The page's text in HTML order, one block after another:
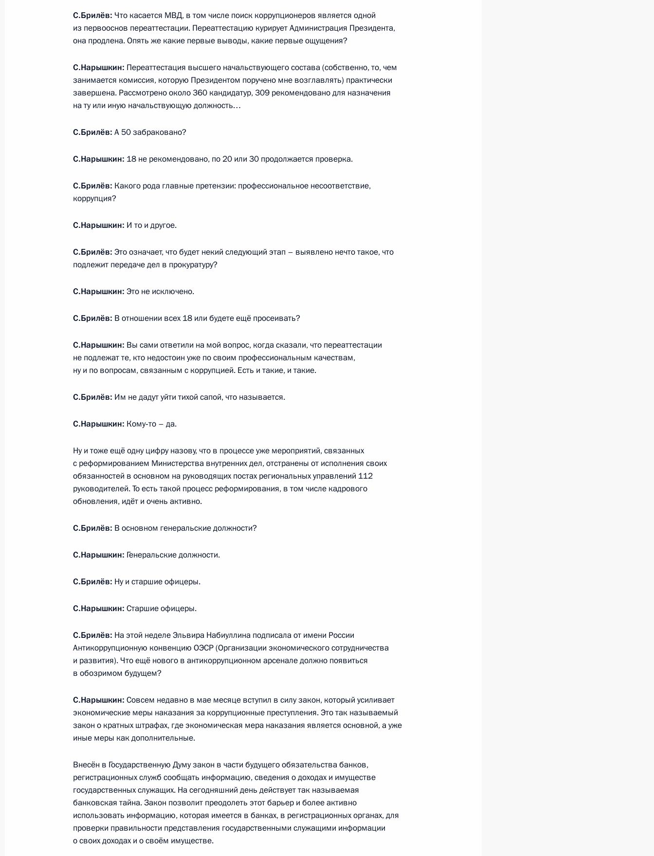
2 июня 2011 года, четверг
Президента в Республике Дагестан
2 июня 2011 года, 11:00
1 июня 2011 года, среда
Советник Президента Михаил Федотов возглавил работу
мобильной приёмной Президента в Дагестане
1 июня 2011 года, 18:30
31 мая 2011 года, вторник
Перечень поручений по итогам работы мобильной приёмной
Президента в Ставропольском крае
Советник Президента Мурат Зязиков возглавил работу
Рабочая поездка Сергея Нарышкина в Федеративную Республику
31 мая 2011 года, 15:00 Берлин
31 мая мобильная приёмная Президента будет работать
в Ставрополье
31 мая 2011 года, 09:00 Ставрополь
высокотехнологичного медицинского оборудования субъектами
30 мая 2011 года, 13:00
28 мая 2011 года, суббота
Интервью Руководителя Администрации Президента Сергея
Брилёву
28 мая 2011 года, 20:00
27 мая 2011 года, пятница
Перечень поручений по итогам работы мобильной приёмной
Президента в Амурской области
27 мая 2011 года, 20:15
С.Брилёв: Что касается МВД, в том числе поиск коррупционеров является одной
из первооснов переаттестации. Переаттестацию курирует Администрация Президента,
она продлена. Опять же какие первые выводы, какие первые ощущения?
С.Нарышкин: Переаттестация высшего начальствующего состава (собственно, то, чем
занимается комиссия, которую Президентом поручено мне возглавлять) практически
завершена. Рассмотрено около 360 кандидатур, 309 рекомендовано для назначения
на ту или иную начальствующую должность…
С.Брилёв: А 50 забраковано?
С.Нарышкин: 18 не рекомендовано, по 20 или 30 продолжается проверка.
С.Брилёв: Какого рода главные претензии: профессиональное несоответствие,
коррупция?
С.Нарышкин: И то и другое.
С.Брилёв: Это означает, что будет некий следующий этап – выявлено нечто такое, что
подлежит передаче дел в прокуратуру?
С.Нарышкин: Это не исключено.
С.Брилёв: В отношении всех 18 или будете ещё просеивать?
С.Нарышкин: Вы сами ответили на мой вопрос, когда сказали, что переаттестации
не подлежат те, кто недостоин уже по своим профессиональным качествам,
ну и по вопросам, связанным с коррупцией. Есть и такие, и такие.
С.Брилёв: Им не дадут уйти тихой сапой, что называется.
С.Нарышкин: Кому‑то – да.
Ну и тоже ещё одну цифру назову, что в процессе уже мероприятий, связанных
с реформированием Министерства внутренних дел, отстранены от исполнения своих
обязанностей в основном на руководящих постах региональных управлений 112
руководителей. То есть такой процесс реформирования, в том числе кадрового
обновления, идёт и очень активно.
С.Брилёв: В основном генеральские должности?
С.Нарышкин: Генеральские должности.
С.Брилёв: Ну и старшие офицеры.
С.Нарышкин: Старшие офицеры.
С.Брилёв: На этой неделе Эльвира Набиуллина подписала от имени России
Антикоррупционную конвенцию ОЭСР (Организации экономического сотрудничества
и развития). Что ещё нового в антикоррупционном арсенале должно появиться
в обозримом будущем?
С.Нарышкин: Совсем недавно в мае месяце вступил в силу закон, который усиливает
экономические меры наказания за коррупционные преступления. Это так называемый
закон о кратных штрафах, где экономическая мера наказания является основной, а уже
иные меры как дополнительные.
Внесён в Государственную Думу закон в части будущего обязательства банков,
регистрационных служб сообщать информацию, сведения о доходах и имуществе
государственных служащих. На сегодняшний день действует так называемая
банковская тайна. Закон позволит преодолеть этот барьер и более активно
использовать информацию, которая имеется в банках, в регистрационных органах, для
проверки правильности представления государственными служащими информации
о своих доходах и о своём имуществе.